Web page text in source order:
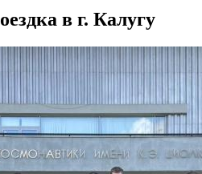
в г. Калугу